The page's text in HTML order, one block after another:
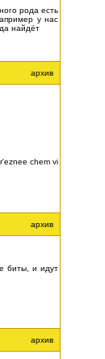
рода есть
у нас
найдёт
архив
chem vi
архив
биты, и идут
архив